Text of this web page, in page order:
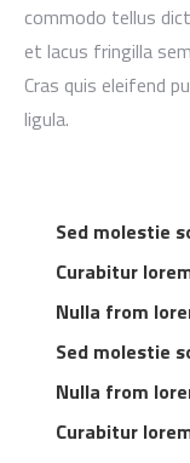
commodo tellus
et lacus fringilla
Cras quis eleifend
ligula.
Sed molestie
Curabitur
Nulla from
Sed molestie
Nulla from
Curabitur